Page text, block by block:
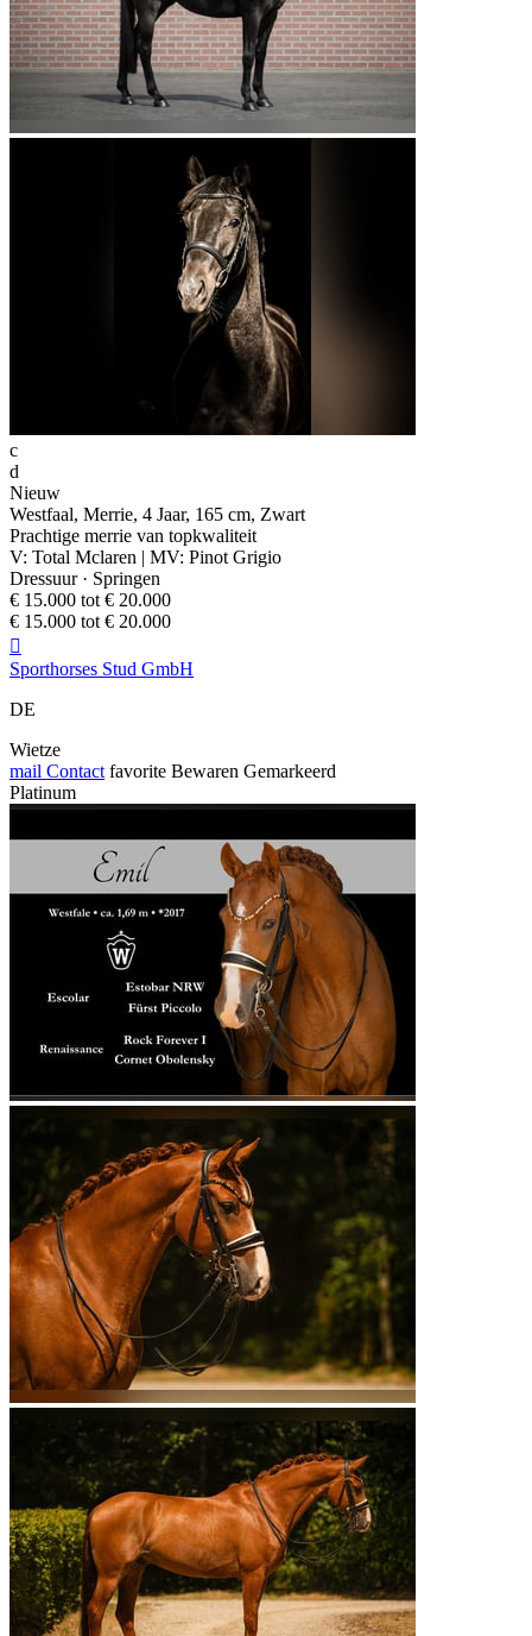
c
d
Nieuw
Westfaal, Merrie, 4 Jaar, 165 cm, Zwart
Prachtige merrie van topkwaliteit
V: Total Mclaren | MV: Pinot Grigio
Dressuur · Springen
€ 15.000 tot € 20.000
€ 15.000 tot € 20.000

Sporthorses Stud GmbH
DE
Wietze
mail Contact favorite Bewaren Gemarkeerd
Platinum